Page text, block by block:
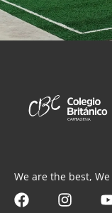
We are the best,